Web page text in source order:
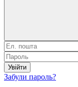
Увійти
Забули пароль?